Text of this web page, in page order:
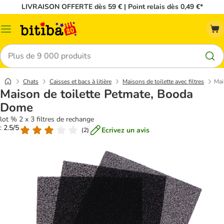
LIVRAISON OFFERTE dès 59 € | Point relais dès 0,49 €*
Menu
Rechercher
Chats Caisses et bacs à litière Maisons de toilette avec filtres
Maison de toilette Petmate, Booda
Dome
lot % 2 x 3 filtres de rechange
: 2.5/5
(2) Ecrivez un avis